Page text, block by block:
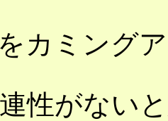
カミング
性がない